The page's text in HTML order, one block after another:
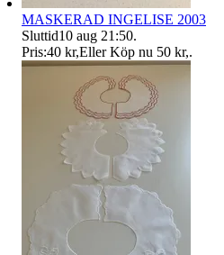
MASKERAD INGELISE 2003
Sluttid10 aug 21:50.
Pris:40 kr,Eller Köp nu 50 kr,.